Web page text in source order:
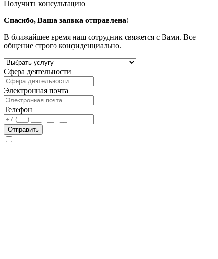
Получить консультацию
Спасибо, Ваша заявка отправлена!
В ближайшее время наш сотрудник свяжется с Вами. Все
общение строго конфиденциально.
Сфера деятельности
Электронная почта
Телефон
Отправить